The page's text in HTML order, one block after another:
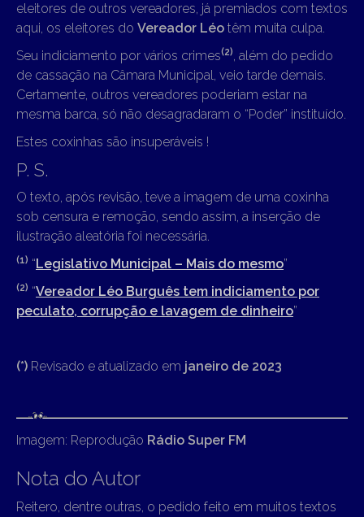
eleitores de outros vereadores, já premiados com textos
aqui, os eleitores do Vereador Léo têm muita culpa.
Seu indiciamento por vários crimes(2), além do pedido
de cassação na Câmara Municipal, veio tarde demais.
Certamente, outros vereadores poderiam estar na
mesma barca, só não desagradaram o “Poder” instituído.
Estes coxinhas são insuperáveis !
P. S.
O texto, após revisão, teve a imagem de uma coxinha
sob censura e remoção, sendo assim, a inserção de
ilustração aleatória foi necessária.
(1) “Legislativo Municipal – Mais do mesmo”
(2) “Vereador Léo Burguês tem indiciamento por
peculato, corrupção e lavagem de dinheiro”
(*) Revisado e atualizado em janeiro de 2023
Imagem: Reprodução Rádio Super FM
Nota do Autor
Reitero, dentre outras, o pedido feito em muitos textos